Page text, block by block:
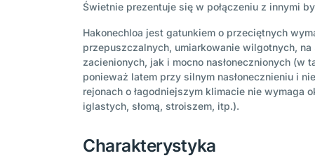
Świetnie prezentuje się w połączeniu z innymi
Hakonechloa jest gatunkiem o przeciętnych
przepuszczalnych, umiarkowanie wilgotnych,
zacienionych, jak i mocno nasłonecznionych
ponieważ latem przy silnym nasłonecznieniu i
rejonach o łagodniejszym klimacie nie wymaga
iglastych, słomą, stroiszem, itp.).
Charakterystyka